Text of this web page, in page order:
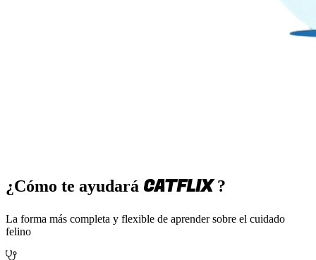
¿Cómo te ayudará CATFLIX?
La forma más completa y flexible de aprender sobre el cuidado
felino